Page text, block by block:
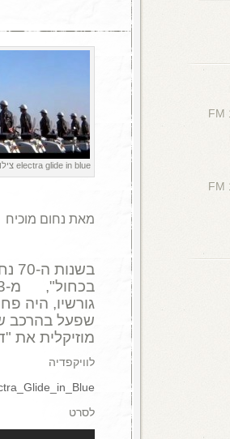
electra glide in blue צילום מסך
מאת נחום מוכיח
גורשיו, היה
שפעל בהרכב
מוזיקלית את
לוויקפדיה
לסרט